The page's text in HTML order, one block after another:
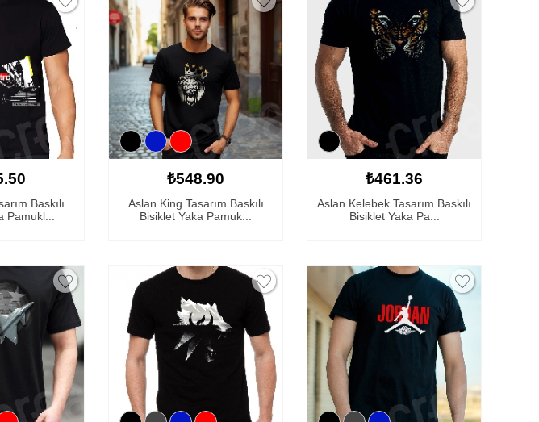
Baskılı
Pamukl...
₺548.90
Aslan King Tasarım Baskılı
Bisiklet Yaka Pamuk...
₺461.36
Aslan Kelebek Tasarım Baskılı
Bisiklet Yaka Pa...